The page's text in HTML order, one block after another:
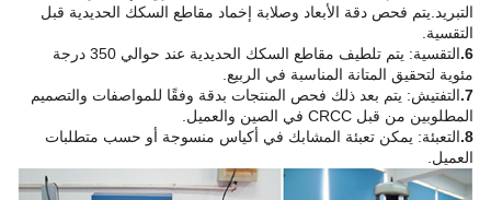
التبريد.يتم فحص دقة الأبعاد وصلابة إخماد مقاطع السكك الحديدية قبل
التقسية.
6.
التقسية: يتم تلطيف مقاطع السكك الحديدية عند حوالي 350 درجة
مئوية لتحقيق المتانة المناسبة في الربيع.
7. التفتيش: يتم بعد ذلك فحص المنتجات بدقة وفقًا للمواصفات والتصميم
المطلوبين من قبل CRCC في الصين والعميل.
8. التعبئة: يمكن تعبئة المشابك في أكياس منسوجة أو حسب متطلبات
العميل.